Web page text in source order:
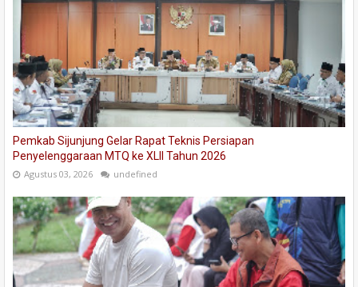
Pemkab Sijunjung Gelar Rapat Teknis Persiapan
Penyelenggaraan MTQ ke XLII Tahun 2026
Agustus 03, 2026 undefined